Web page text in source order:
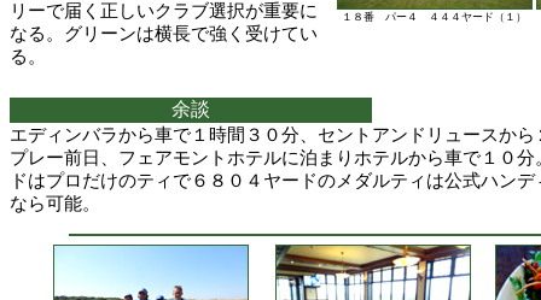
１８番 パー４ ４４４ヤード（１）
リーで届く正しいクラブ選択が重要に
なる。グリーンは横長で強く受けてい
る。
余談
エディンバラから車で１時間３０分、セントアンドリュースか
プレー前日、フェアモントホテルに泊まりホテルから車で１０
ドはプロだけのティで６８０４ヤードのメダルティは公式ハン
なら可能。